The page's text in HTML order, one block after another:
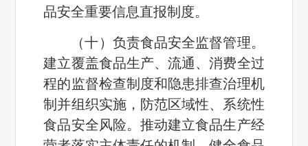
品安全重要信息直报制度。
（十）负责食品安全监督管理。
建立覆盖食品生产、流通、消费全过
程的监督检查制度和隐患排查治理机
制并组织实施，防范区域性、系统性
食品安全风险。推动建立食品生产经